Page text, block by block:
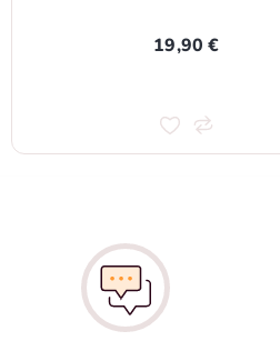
19,90 €